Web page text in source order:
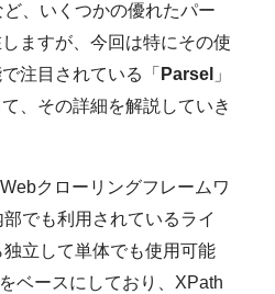
、いくつかの優れたパー
ますが、今回は特にその使
注目されている「 Parsel 」
、その詳細を解説していき
クローリングフレームワ
部でも利用されているライ
立して単体でも使用可能
ベースにしており、XPath